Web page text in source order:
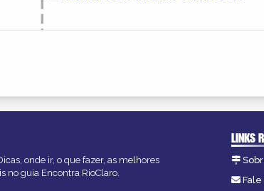
onde ir, o que fazer, as melhores
no guia Encontra RioClaro.
LINKS
Fale